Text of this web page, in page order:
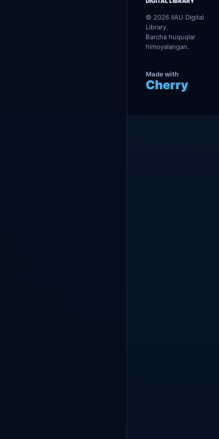
и
м
о
я
© 2026 IIAU Digital
Library.
Barcha huquqlar
himoyalangan.
Made with
Cherry